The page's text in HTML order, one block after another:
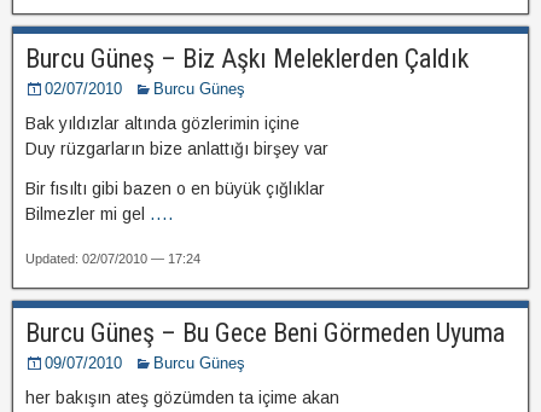
Burcu Güneş – Biz Aşkı Meleklerden Çaldık
02/07/2010 Burcu Güneş
Bak yıldızlar altında gözlerimin içine
Duy rüzgarların bize anlattığı birşey var
Bir fısıltı gibi bazen o en büyük çığlıklar
Bilmezler mi gel ....
Updated: 02/07/2010 — 17:24
Burcu Güneş – Bu Gece Beni Görmeden Uyuma
09/07/2010 Burcu Güneş
her bakışın ateş gözümden ta içime akan